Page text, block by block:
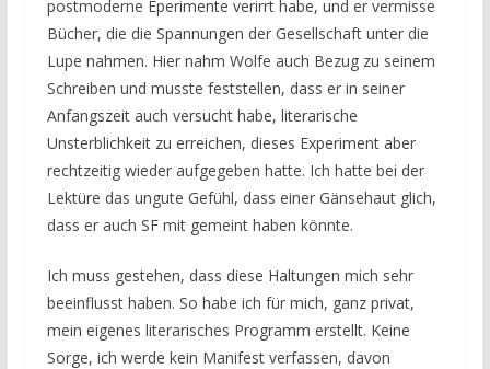
postmoderne Eperimente verirrt habe, und er vermisse
Bücher, die die Spannungen der Gesellschaft unter die
Lupe nahmen. Hier nahm Wolfe auch Bezug zu seinem
Schreiben und musste feststellen, dass er in seiner
Anfangszeit auch versucht habe, literarische
Unsterblichkeit zu erreichen, dieses Experiment aber
rechtzeitig wieder aufgegeben hatte. Ich hatte bei der
Lektüre das ungute Gefühl, dass einer Gänsehaut glich,
dass er auch SF mit gemeint haben könnte.
Ich muss gestehen, dass diese Haltungen mich sehr
beeinflusst haben. So habe ich für mich, ganz privat,
mein eigenes literarisches Programm erstellt. Keine
Sorge, ich werde kein Manifest verfassen, davon